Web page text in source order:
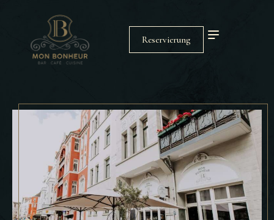
Reservierung